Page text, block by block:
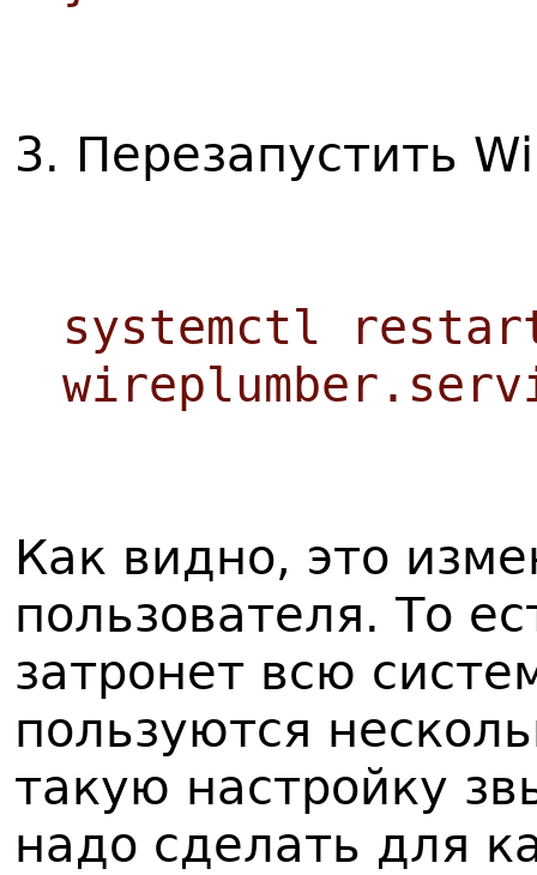
3. Перезапустить
systemctl
Как видно, это
пользователя. То
затронет всю
пользуются
такую настройку
надо сделать для